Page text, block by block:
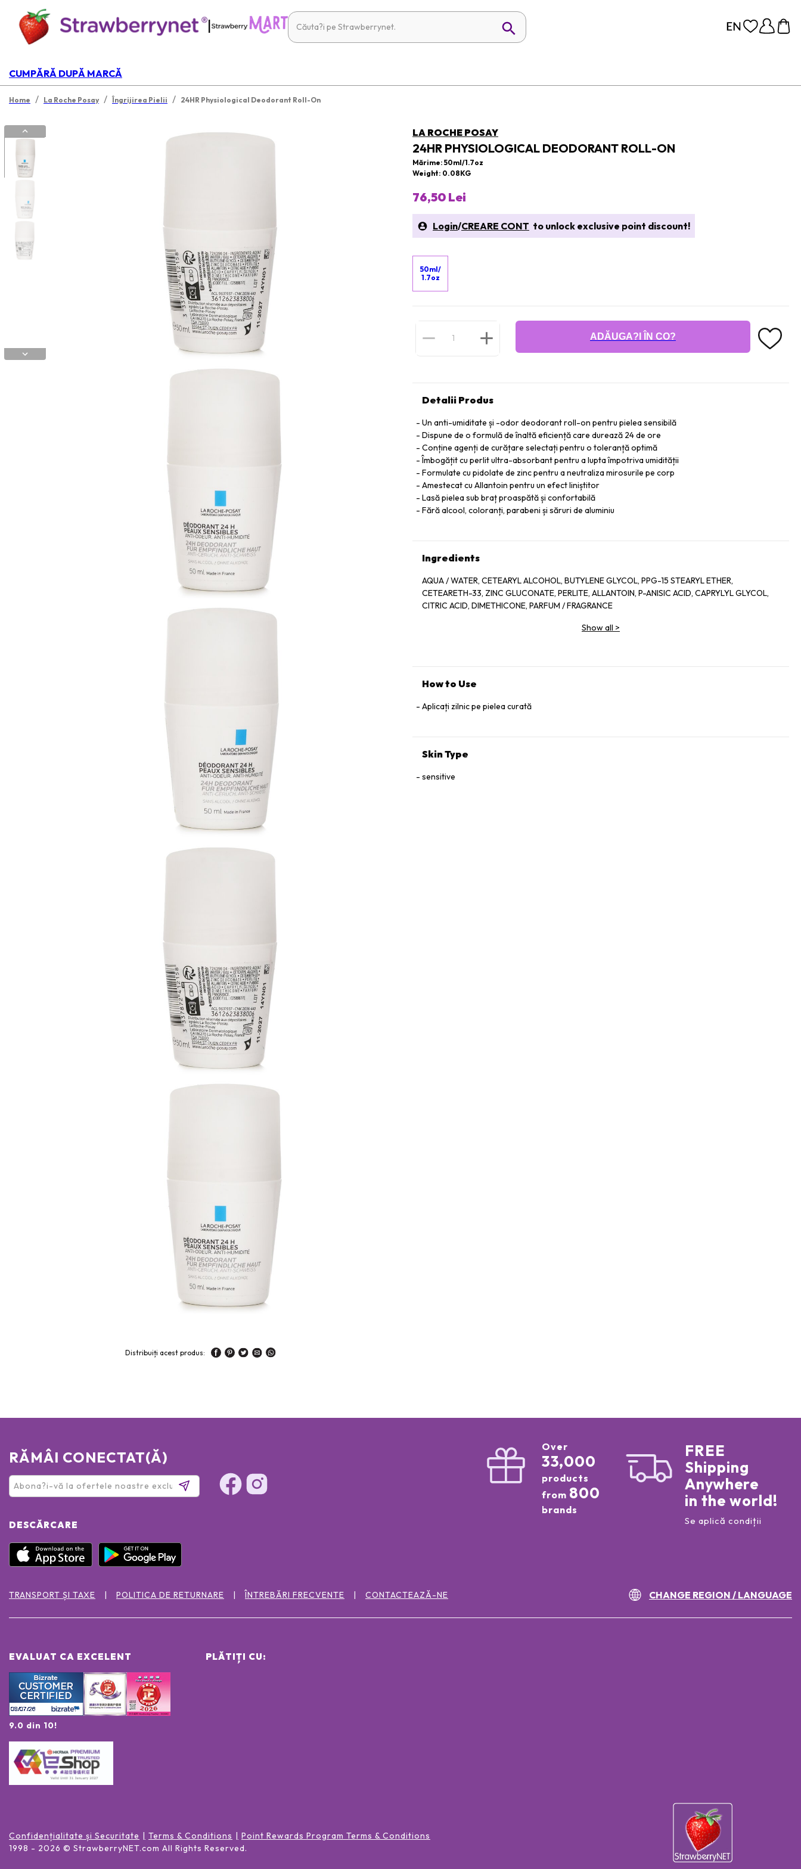
|
CUMPĂRĂ DUPĂ MARCĂ
Home / La Roche Posay / Îngrijirea Pielii / 24HR Physiological Deodorant Roll-On
Distribuiți acest produs:
LA ROCHE POSAY
24HR PHYSIOLOGICAL DEODORANT ROLL-ON
Mărime: 50ml/1.7oz
Weight: 0.08KG
76,50 Lei
Login/CREARE CONT to unlock exclusive point discount!
50ml/
1.7oz
ADĂUGA?I ÎN CO?
Detalii Produs
Un anti-umiditate și -odor deodorant roll-on pentru pielea sensibilă
Dispune de o formulă de înaltă eficiență care durează 24 de ore
Conține agenți de curățare selectați pentru o toleranță optimă
Îmbogățit cu perlit ultra-absorbant pentru a lupta împotriva umidității
Formulate cu pidolate de zinc pentru a neutraliza mirosurile pe corp
Amestecat cu Allantoin pentru un efect liniștitor
Lasă pielea sub braț proaspătă și confortabilă
Fără alcool, coloranți, parabeni și săruri de aluminiu
Ingredients
AQUA / WATER, CETEARYL ALCOHOL, BUTYLENE GLYCOL, PPG-15 STEARYL ETHER,
CETEARETH-33, ZINC GLUCONATE, PERLITE, ALLANTOIN, P-ANISIC ACID, CAPRYLYL GLYCOL,
CITRIC ACID, DIMETHICONE, PARFUM / FRAGRANCE
Show all >
How to Use
Aplicați zilnic pe pielea curată
Skin Type
sensitive
RĂMÂI CONECTAT(Ă)
DESCĂRCARE
Over
33,000
products
from 800
brands
FREE
Shipping
Anywhere
in the world!
Se aplică condiții
TRANSPORT ȘI TAXE POLITICA DE RETURNARE ÎNTREBĂRI FRECVENTE CONTACTEAZĂ-NE CHANGE REGION / LANGUAGE
EVALUAT CA EXCELENT
9.0 din 10!
PLĂTIȚI CU:
Confidențialitate și Securitate Terms & Conditions
Point Rewards Program Terms & Conditions
1998 - 2026 © StrawberryNET.com All Rights Reserved.